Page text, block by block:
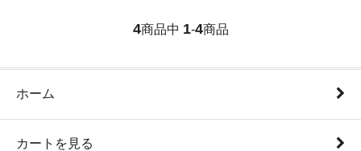
4商品中 1-4商品
ホーム
カートを見る